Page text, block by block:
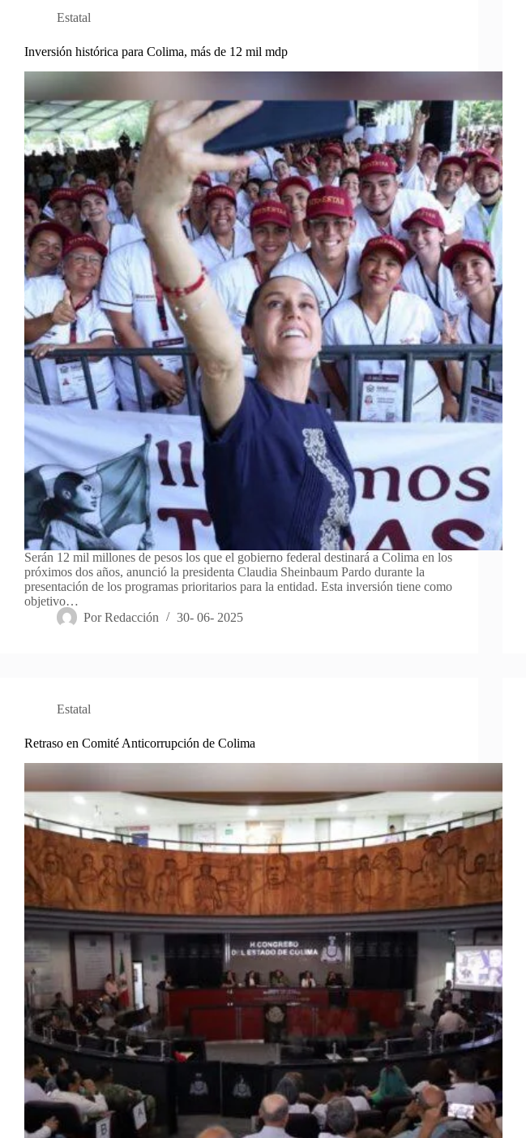
Estatal
Inversión histórica para Colima, más de 12 mil mdp
Serán 12 mil millones de pesos los que el gobierno federal destinará a Colima en los
próximos dos años, anunció la presidenta Claudia Sheinbaum Pardo durante la
presentación de los programas prioritarios para la entidad. Esta inversión tiene como
objetivo…
Por Redacción 30- 06- 2025
Estatal
Retraso en Comité Anticorrupción de Colima